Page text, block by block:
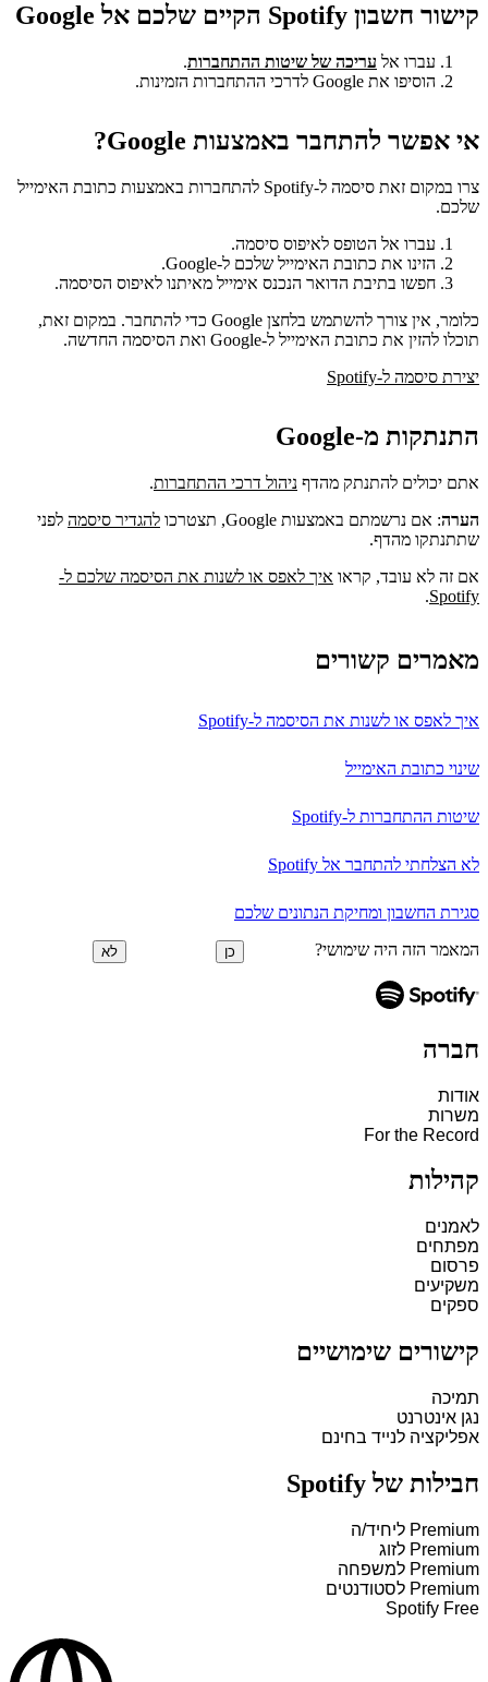
קישור חשבון Spotify הקיים שלכם אל Google
עברו אל עריכה של שיטות ההתחברות.
הוסיפו את Google לדרכי ההתחברות הזמינות.
אי אפשר להתחבר באמצעות Google?
צרו במקום זאת סיסמה ל-Spotify להתחברות באמצעות כתובת האימייל
שלכם.
עברו אל הטופס לאיפוס סיסמה.
הזינו את כתובת האימייל שלכם ל-Google.
חפשו בתיבת הדואר הנכנס אימייל מאיתנו לאיפוס הסיסמה.
כלומר, אין צורך להשתמש בלחצן Google כדי להתחבר. במקום זאת,
תוכלו להזין את כתובת האימייל ל-Google ואת הסיסמה החדשה.
יצירת סיסמה ל-Spotify
התנתקות מ-Google
אתם יכולים להתנתק מהדף ניהול דרכי ההתחברות.
הערה: אם נרשמתם באמצעות Google, תצטרכו להגדיר סיסמה לפני
שתתנתקו מהדף.
אם זה לא עובד, קראו איך לאפס או לשנות את הסיסמה שלכם ל-
Spotify
.
מאמרים קשורים
איך לאפס או לשנות את הסיסמה ל-Spotify
שינוי כתובת האימייל
שיטות ההתחברות ל-Spotify
לא הצלחתי להתחבר אל Spotify
סגירת החשבון ומחיקת הנתונים שלכם
המאמר הזה היה שימושי? כן לא
חברה
אודות
משרות
For the Record
קהילות
לאמנים
מפתחים
פרסום
משקיעים
ספקים
קישורים שימושיים
תמיכה
נגן אינטרנט
אפליקציה לנייד בחינם
חבילות של Spotify
Premium ליחיד/ה
Premium לזוג
Premium למשפחה
Premium לסטודנטים
Spotify Free